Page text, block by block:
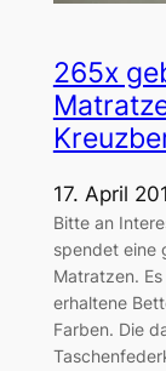
265x
17. April
Bitte an
spendet eine
Matratzen.
erhaltene
Farben. Die